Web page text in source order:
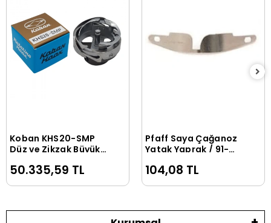
Sepete Ekle
Koban KHS20-SMP
Düz ve Zikzak Büyük
50.335,59 TL
Sepete Ekle
Pfaff Saya Çağanoz
Yatak Yaprak / 91-
104,08 TL